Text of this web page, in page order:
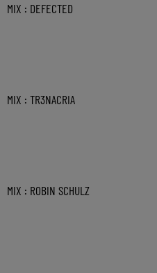
MIX : DEFECTED
MIX : TR3NACRIA
MIX : ROBIN SCHULZ